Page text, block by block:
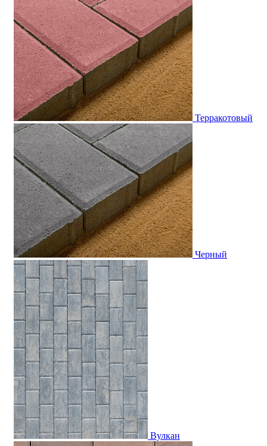
Терракотовый
Черный
Вулкан